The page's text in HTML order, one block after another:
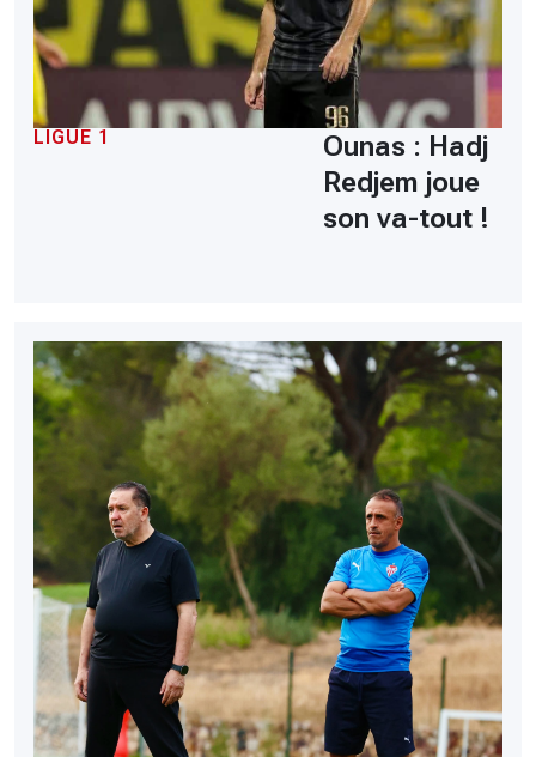
LIGUE 1
Ounas : Hadj
Redjem joue
son va-tout !